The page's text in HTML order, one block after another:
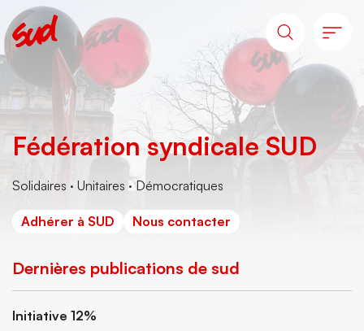
Fédération syndicale SUD
Solidaires · Unitaires · Démocratiques
Adhérer à SUD Nous contacter
Dernières publications de sud
Initiative 12%